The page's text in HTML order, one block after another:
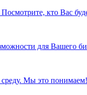
кто Вас
для Вашего
Мы это понимаем!